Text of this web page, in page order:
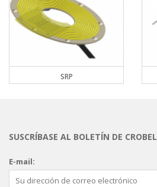
SRP
SUSCRÍBASE AL BOLETÍN DE CROBEL
E-mail: